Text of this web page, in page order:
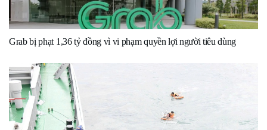
Grab bị phạt 1,36 tỷ đồng vì vi phạm quyền lợi người tiêu dùng